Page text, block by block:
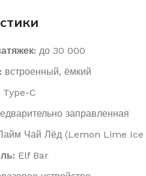
до 30 000
встроенный, ёмкий
Type-C
заправленная
Чай Лёд (Lemon Lime Ice
Elf Bar